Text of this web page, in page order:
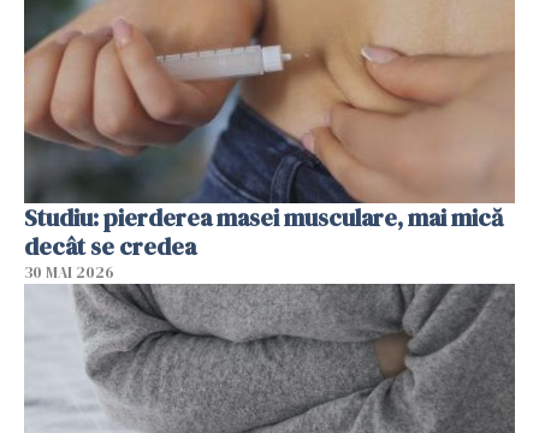
Studiu: pierderea masei musculare, mai mică
decât se credea
30 MAI 2026